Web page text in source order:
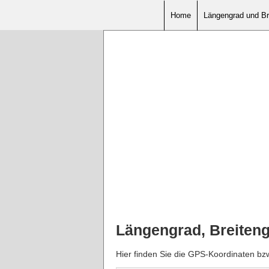
Home Längengrad und
Längengrad,
Hier finden Sie die GPS-Koordinaten